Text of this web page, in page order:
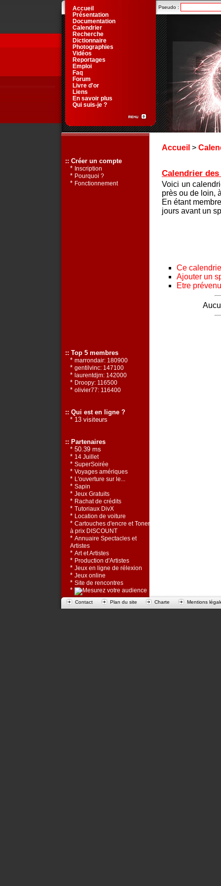
Accueil >
Calendrier
Voici un
près ou de loin,
En étant
jours avant un
Ce
Ajouter un
Etre
Pseudo :
Accueil
Présentation
Documentation
Calendrier
Recherche
Dictionnaire
Photographies
Vidéos
Reportages
Emploi
Faq
Forum
Livre d'or
Liens
En savoir plus
Qui suis-je ?
:: Créer un compte
* Inscription
* Pourquoi ?
* Fonctionnement
:: Top 5 membres
* marrondair: 180900
* gentilvinc: 147100
* laurentdjm: 142000
* Droopy: 116500
* olivier77: 116400
:: Qui est en ligne ?
* 13 visiteurs
:: Partenaires
* 50.39 ms
* 14 Juillet
* SuperSoirée
* Voyages amériques
* L'ouverture sur le...
* Sapin
* Jeux Gratuits
* Rachat de crédits
* Tutoriaux DivX
* Location de voiture
* Cartouches d'encre et Toners
à prix DISCOUNT
* Annuaire Spectacles et
Artistes
* Art et Artistes
* Production d'Artistes
* Jeux en ligne de rélexion
* Jeux online
* Site de rencontres
*
Contact Plan du site Charte Mentions